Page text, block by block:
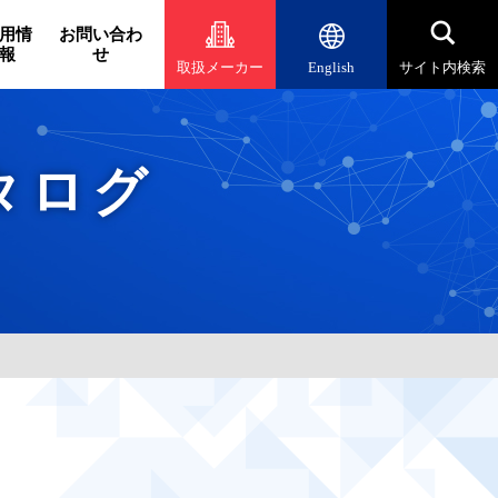
情
報
お問い合わ
せ
取扱メーカー English サイト内検索
ログ